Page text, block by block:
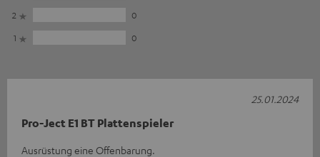
2
0
1
0
Pro-Ject E1 BT Plattenspieler
Ausrüstung eine Offenbarung.
25.01.2024